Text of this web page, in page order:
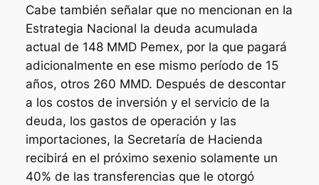
Cabe también señalar que no mencionan en la
Estrategia Nacional la deuda acumulada
actual de 148 MMD Pemex, por la que pagará
adicionalmente en ese mismo período de 15
años, otros 260 MMD. Después de descontar
a los costos de inversión y el servicio de la
deuda, los gastos de operación y las
importaciones, la Secretaría de Hacienda
recibirá en el próximo sexenio solamente un
40% de las transferencias que le otorgó